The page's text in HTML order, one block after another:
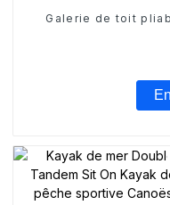
Galerie de toit